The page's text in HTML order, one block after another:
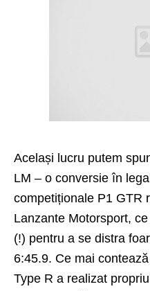
Același lucru putem
LM – o conversie în
competiționale P1 GTR
Lanzante Motorsport,
(!) pentru a se distra
6:45.9. Ce mai
Type R a realizat